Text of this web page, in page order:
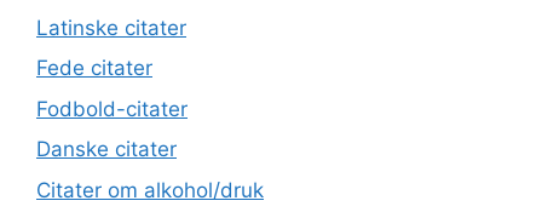
Latinske citater
Fede citater
Fodbold-citater
Danske citater
Citater om alkohol/druk